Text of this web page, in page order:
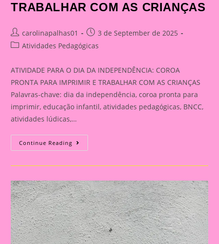
TRABALHAR COM AS CRIANÇAS
Post
author:
carolinapalhas01
Post
published:
3 de September de 2025
PostAtividades Pedagógicas
ATIVIDADE PARA O DIA DA INDEPENDÊNCIA: COROA
PRONTA PARA IMPRIMIR E TRABALHAR COM AS CRIANÇAS
Palavras-chave: dia da independência, coroa pronta para
imprimir, educação infantil, atividades pedagógicas, BNCC,
atividades lúdicas,…
Continue Reading ATIVIDADE
PARA
DIA
COROA
PRONTA
PARA
IMPRIMIR
E
TRABALHAR
COM
AS
CRIANÇAS